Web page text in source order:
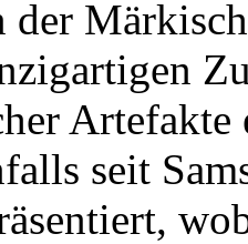
der
Artefakte
seit